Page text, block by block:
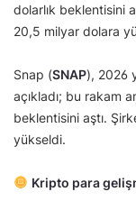
dolarlık beklentisini
20,5 milyar dolara
Snap (SNAP), 2026
açıkladı; bu rakam
beklentisini aştı.
yükseldi.
Kripto para